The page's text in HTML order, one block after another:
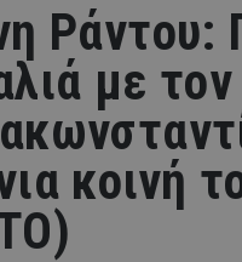
Ράντου:
με τον
κοινή